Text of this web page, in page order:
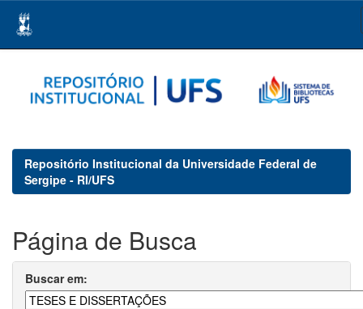
navigation
Repositório Institucional da Universidade Federal de
Sergipe - RI/UFS
Página de Busca
Buscar em: